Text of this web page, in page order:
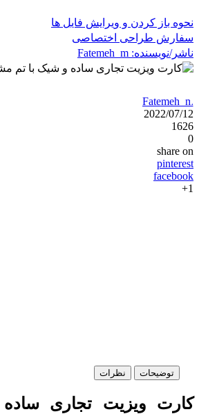
نحوه باز کردن و ویرایش فایل ها
سفارش طراحی اختصاصی
ناشر/نویسنده: Fatemeh_m
Fatemeh_m
2022/07/12
1626
0
share on
pinterest
facebook
1+
توضیحات نظرات
کارت ویزیت تجاری